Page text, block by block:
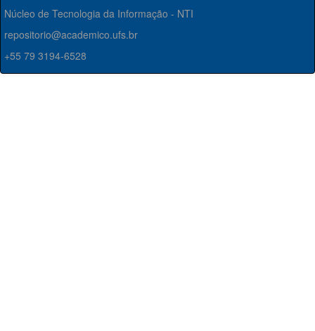
Núcleo de Tecnologia da Informação - NTI
repositorio@academico.ufs.br
+55 79 3194-6528